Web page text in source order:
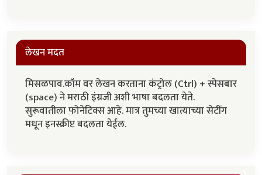
लेखन मदत
मिसळपाव.कॉम वर लेखन करताना कंट्रोल (Ctrl) + स्पेसबार
(space) ने मराठी इंग्रजी अशी भाषा बदलता येते.
सुरूवातीला फोनेटिक्स आहे. मात्र तुमच्या खात्याच्या सेटींग
मधून इनस्क्रीप्ट बदलता येईल.